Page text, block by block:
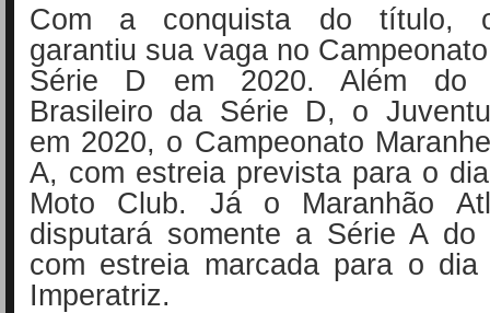
Com a conquista do título,
garantiu sua vaga no
Série D em 2020. Além do
Brasileiro da Série D, o
em 2020, o Campeonato
A, com estreia prevista para o
Moto Club. Já o Maranhão
disputará somente a Série A do
com estreia marcada para o
Imperatriz.